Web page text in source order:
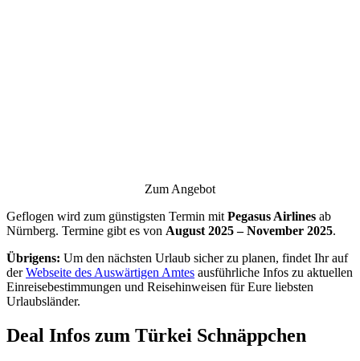
Zum Angebot
Geflogen wird zum günstigsten Termin mit Pegasus Airlines ab
Nürnberg. Termine gibt es von August 2025 – November 2025.
Übrigens: Um den nächsten Urlaub sicher zu planen, findet Ihr auf
derWebseite des Auswärtigen Amtes ausführliche Infos zu aktuellen
Einreisebestimmungen und Reisehinweisen für Eure liebsten
Urlaubsländer.
Deal Infos zum Türkei Schnäppchen